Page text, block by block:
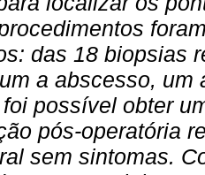
das 18 biopsias
a abscesso,
possível obter
pós-operatória
sem sintomas.